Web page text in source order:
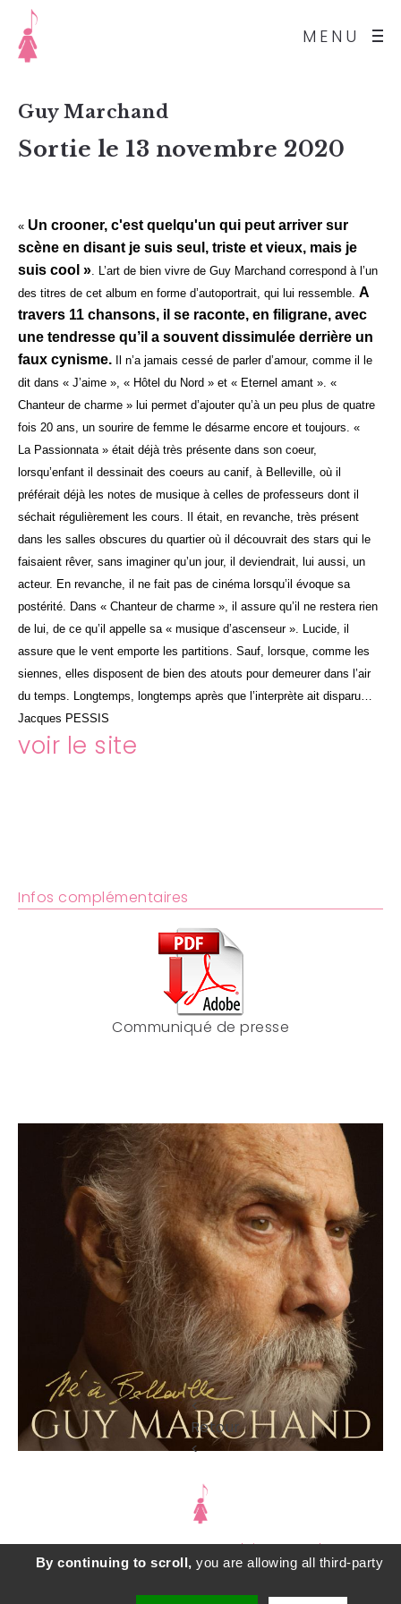
MENU
Guy Marchand
Sortie le 13 novembre 2020
« Un crooner, c'est quelqu'un qui peut arriver sur
scène en disant je suis seul, triste et vieux, mais je
suis cool ». L’art de bien vivre de Guy Marchand correspond à l’un
des titres de cet album en forme d’autoportrait, qui lui ressemble. A
travers 11 chansons, il se raconte, en filigrane, avec
une tendresse qu’il a souvent dissimulée derrière un
faux cynisme.
Il n’a jamais cessé de parler d’amour, comme il le
dit dans « J’aime », « Hôtel du Nord » et « Eternel amant ». «
Chanteur de charme » lui permet d’ajouter qu’à un peu plus de quatre
fois 20 ans, un sourire de femme le désarme encore et toujours. «
La Passionnata » était déjà très présente dans son coeur,
lorsqu’enfant il dessinait des coeurs au canif, à Belleville, où il
préférait déjà les notes de musique à celles de professeurs dont il
séchait régulièrement les cours. Il était, en revanche, très présent
dans les salles obscures du quartier où il découvrait des stars qui le
faisaient rêver, sans imaginer qu’un jour, il deviendrait, lui aussi, un
acteur. En revanche, il ne fait pas de cinéma lorsqu’il évoque sa
postérité. Dans « Chanteur de charme », il assure qu’il ne restera rien
de lui, de ce qu’il appelle sa « musique d’ascenseur ». Lucide, il
assure que le vent emporte les partitions. Sauf, lorsque, comme les
siennes, elles disposent de bien des atouts pour demeurer dans l’air
du temps. Longtemps, longtemps après que l’interprète ait disparu…
Jacques PESSIS
voir le site
Infos complémentaires
Communiqué de presse
<
Retour
<
SD COMMUNICATION - Sylvie Durand -
sylviedurandcourrier@gmail.com- adapté par
By continuing to scroll, you are allowing all third-party